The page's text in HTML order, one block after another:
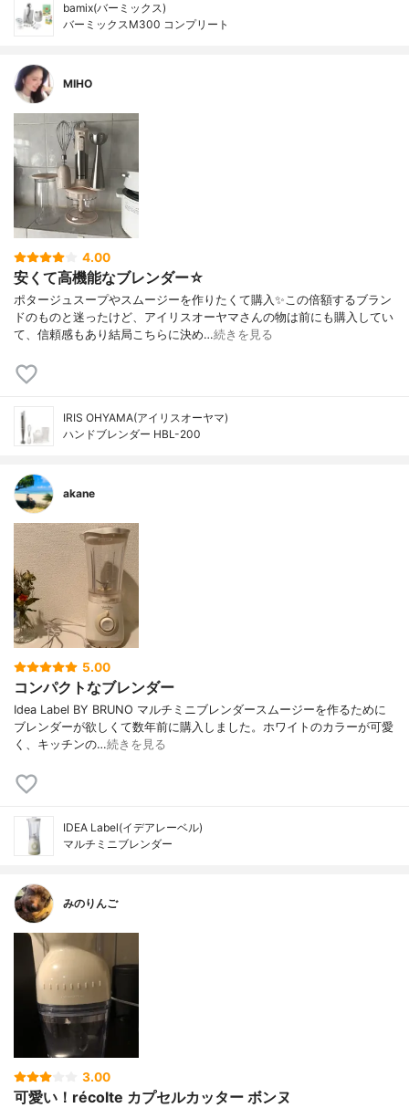
bamix(バーミックス)
バーミックスM300 コンプリート
MIHO
4.00
安くて高機能なブレンダー☆
ポタージュスープやスムージーを作りたくて購入✨この倍額するブラン
ドのものと迷ったけど、アイリスオーヤマさんの物は前にも購入してい
て、信頼感もあり結局こちらに決め…続きを見る
IRIS OHYAMA(アイリスオーヤマ)
ハンドブレンダー HBL-200
akane
5.00
コンパクトなブレンダー
Idea Label BY BRUNO マルチミニブレンダースムージーを作るために
ブレンダーが欲しくて数年前に購入しました。ホワイトのカラーが可愛
く、キッチンの…続きを見る
IDEA Label(イデアレーベル)
マルチミニブレンダー
みのりんご
3.00
可愛い！récolte カプセルカッター ボンヌ